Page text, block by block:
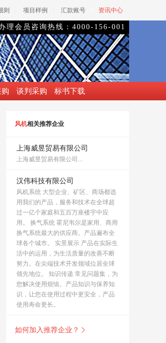
则 项目样例 汇款账号 资讯中心
理会员咨询热线：4000-156-001
谈判采购 标书下载
风机相关推荐企业
上海威昱贸易有限公司
上海威昱贸易有限公司...
汉伟科技有限公司
风机系统 大型企业、矿区、商场都选
用我们的产品，服务和技术在全球超
过一亿个家庭和五百万座楼宇中应
用。 换气系统 霍尼韦尔是家用、商用
换气系统最大的供应商。产品遍布全
球各个城市。 实景展示 产品在实际生
活中的运用，为生活质量的改善不断
努力。在尖端技术开发领域位居全球
领先地位。 知识传递 常见问题集，为
您解决使用烦恼。产品知识与保养知
识，让您在使用过程中更安全，产品
使用寿命更长。
如何加入推荐企业？ 